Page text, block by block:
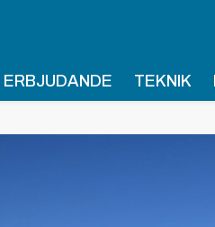
ERBJUDANDE TEKNIK